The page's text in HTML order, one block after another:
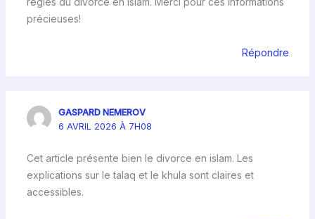
précieuses!
Répondre
GASPARD NEMEROV
6 AVRIL 2026 À 7H08
Cet article présente bien le divorce en islam. Les
explications sur le talaq et le khula sont claires et
accessibles.